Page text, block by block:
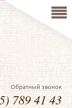
Обратный звонок
789 41 43